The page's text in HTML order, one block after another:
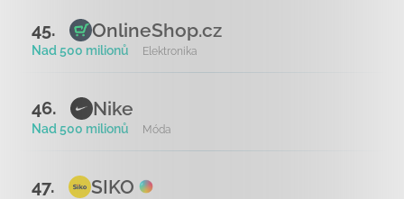
45. OnlineShop.cz
Nad 500 milionů Elektronika
46. Nike
Nad 500 milionů Móda
47. SIKO